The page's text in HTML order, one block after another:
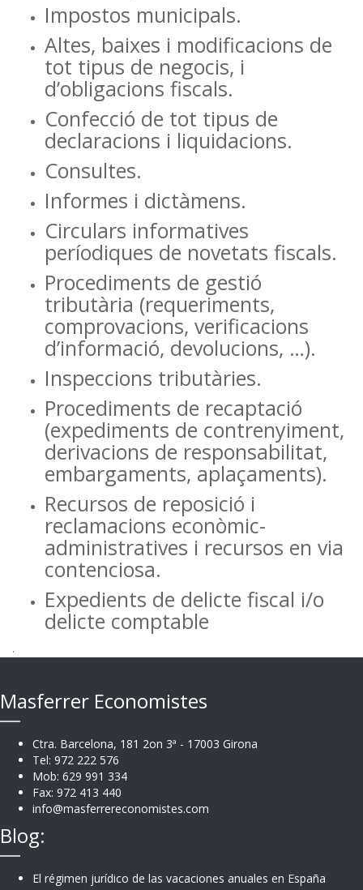
Impostos municipals.
Altes, baixes i modificacions de
tot tipus de negocis, i
d’obligacions fiscals.
Confecció de tot tipus de
declaracions i liquidacions.
Consultes.
Informes i dictàmens.
Circulars informatives
períodiques de novetats fiscals.
Procediments de gestió
tributària (requeriments,
comprovacions, verificacions
d’informació, devolucions, …).
Inspeccions tributàries.
Procediments de recaptació
(expediments de contrenyiment,
derivacions de responsabilitat,
embargaments, aplaçaments).
Recursos de reposició i
reclamacions econòmic-
administratives i recursos en via
contenciosa.
Expedients de delicte fiscal i/o
delicte comptable
.
Masferrer Economistes
Ctra. Barcelona, 181 2on 3ª - 17003 Girona
Tel: 972 222 576
Mob: 629 991 334
Fax: 972 413 440
info@masferrereconomistes.com
Blog:
El régimen jurídico de las vacaciones anuales en España